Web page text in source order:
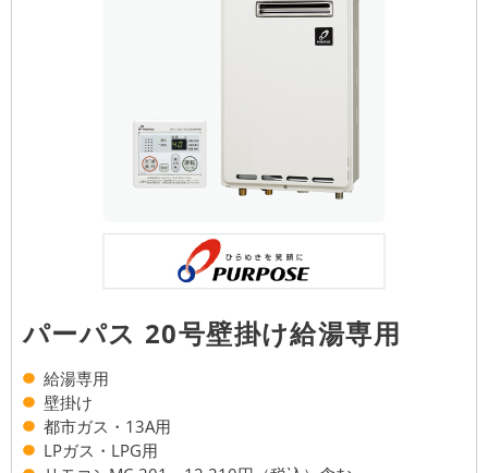
パーパス 20号壁掛け給湯専用
給湯専用
壁掛け
都市ガス・13A用
LPガス・LPG用